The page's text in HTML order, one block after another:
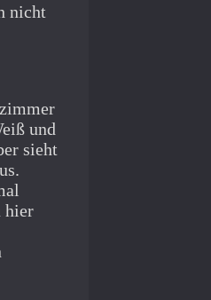
nicht
und
sieht
hier